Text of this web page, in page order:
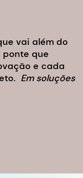
vai além do
que
e cada
Em soluções